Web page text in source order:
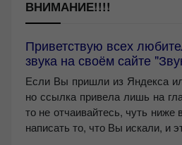
ВНИМАНИЕ!!!!
Приветствую всех
звука на своём сайте
Если Вы пришли из Яндекса
но ссылка привела лишь на
то не отчаивайтесь, чуть ниже
написать то, что Вы искали, и